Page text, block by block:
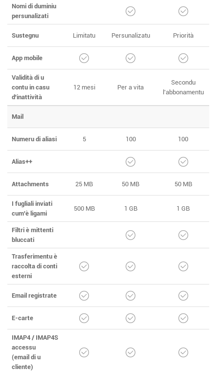
Nomi di duminiu
persunalizati
Sustegnu Limitatu Persunalizatu Priorità
App mobile
Validità di u
contu in casu
d'inattività
12 mesi Per a vita
Secondu
l'abbonamentu
Mail
Numeru di aliasi 5 100 100
Alias++
Attachments 25 MB 50 MB 50 MB
I fugliali inviati
cum'è ligami
500 MB 1 GB 1 GB
Filtri è mittenti
bluccati
Trasferimentu è
raccolta di conti
esterni
Email registrate
E-carte
IMAP4 / IMAP4S
accessu
(email di u
cliente)